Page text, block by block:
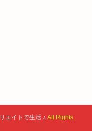
エイトで生活 ♪ .All Rights